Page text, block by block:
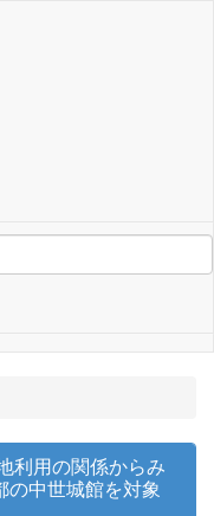
利用の関係からみ
の中世城館を対象